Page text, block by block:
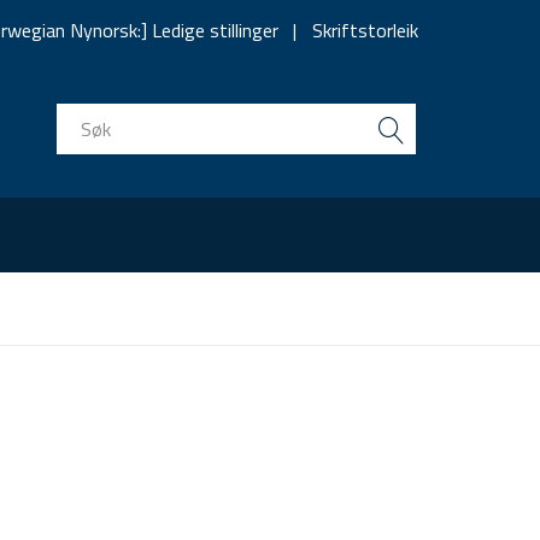
Nynorsk:] Ledige stillinger Skriftstorleik